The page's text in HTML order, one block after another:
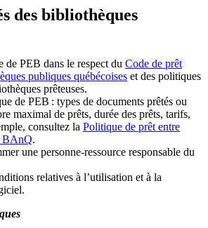
des bibliothèques
de PEB dans le respect du Code de prêt
publiques québécoises et des politiques
prêteuses.
de PEB : types de documents prêtés ou
maximal de prêts, durée des prêts, tarifs,
consultez la Politique de prêt entre
BAnQ.
une personne-ressource responsable du
relatives à l’utilisation et à la